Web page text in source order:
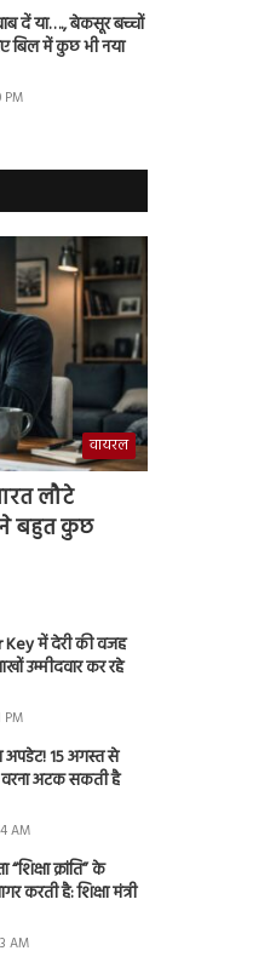
दें या…., बेकसूर बच्चों
बिल में कुछ भी नया
PM
वायरल
लौटे
ने बहुत कुछ
Key में देरी की वजह
उम्मीदवार कर रहे
PM
अपडेट! 15 अगस्त से
अटक सकती है
AM
क्रांति” के
करती है: शिक्षा मंत्री
AM